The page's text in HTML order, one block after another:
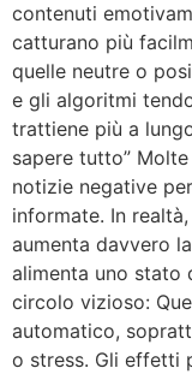
contenuti
catturano più
quelle neutre o
e gli algoritmi
trattiene più a
sapere tutto”
notizie negative
informate. In
aumenta davvero
alimenta uno stato
circolo vizioso:
automatico,
o stress. Gli effetti